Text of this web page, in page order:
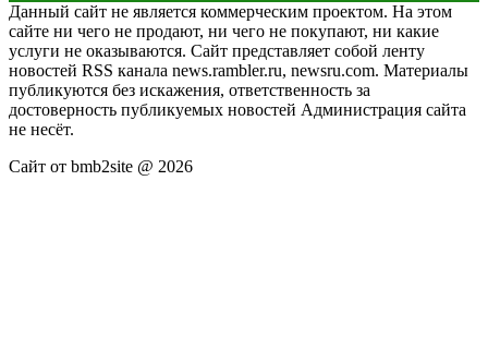
Данный сайт не является коммерческим проектом. На этом
сайте ни чего не продают, ни чего не покупают, ни какие
услуги не оказываются. Сайт представляет собой ленту
новостей RSS канала news.rambler.ru, newsru.com. Материалы
публикуются без искажения, ответственность за
достоверность публикуемых новостей Администрация сайта
не несёт.
Сайт от bmb2site @ 2026